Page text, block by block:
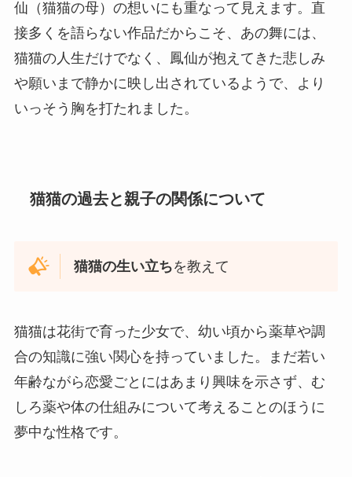
仙（猫猫の母）の想いにも重なって見えます。直
接多くを語らない作品だからこそ、あの舞には、
猫猫の人生だけでなく、鳳仙が抱えてきた悲しみ
や願いまで静かに映し出されているようで、より
いっそう胸を打たれました。
猫猫の過去と親子の関係について
猫猫の生い立ちを教えて
猫猫は花街で育った少女で、幼い頃から薬草や調
合の知識に強い関心を持っていました。まだ若い
年齢ながら恋愛ごとにはあまり興味を示さず、む
しろ薬や体の仕組みについて考えることのほうに
夢中な性格です。